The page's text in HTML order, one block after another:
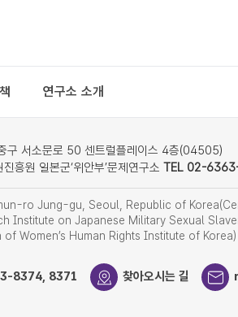
연구소 소개
구 서소문로 50 센트럴플레이스 4층(04505)
흥원 일본군‘위안부’문제연구소 TEL 02-
ro Jung-gu, Seoul, Republic of
Institute on Japanese Military Sexual
of Women’s Human Rights Institute of Korea)
8374, 8371 찾아오시는 길